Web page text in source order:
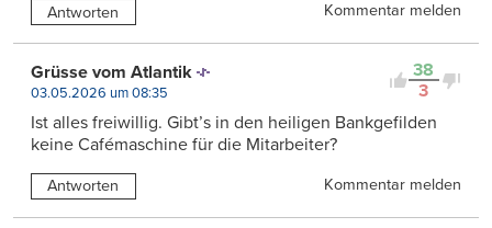
Antworten Kommentar melden
38
3
Grüsse vom Atlantik
03.05.2026 um 08:35
Ist alles freiwillig. Gibt’s in den heiligen Bankgefilden
keine Cafémaschine für die Mitarbeiter?
Antworten Kommentar melden